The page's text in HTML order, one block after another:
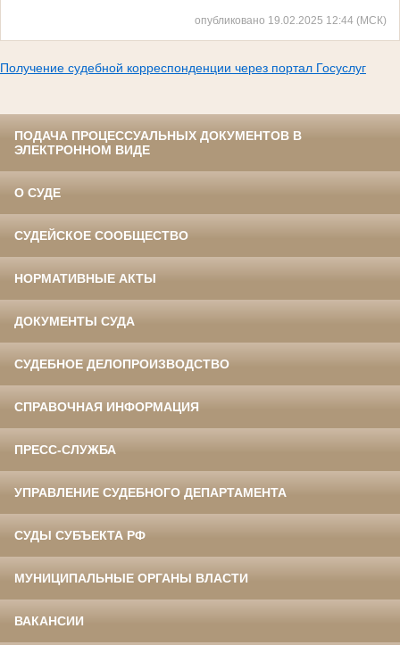
опубликовано 19.02.2025 12:44 (МСК)
Получение судебной корреспонденции через портал Госуслуг
ПОДАЧА ПРОЦЕССУАЛЬНЫХ ДОКУМЕНТОВ В
ЭЛЕКТРОННОМ ВИДЕ
О СУДЕ
СУДЕЙСКОЕ СООБЩЕСТВО
НОРМАТИВНЫЕ АКТЫ
ДОКУМЕНТЫ СУДА
СУДЕБНОЕ ДЕЛОПРОИЗВОДСТВО
СПРАВОЧНАЯ ИНФОРМАЦИЯ
ПРЕСС-СЛУЖБА
УПРАВЛЕНИЕ СУДЕБНОГО ДЕПАРТАМЕНТА
СУДЫ СУБЪЕКТА РФ
МУНИЦИПАЛЬНЫЕ ОРГАНЫ ВЛАСТИ
ВАКАНСИИ